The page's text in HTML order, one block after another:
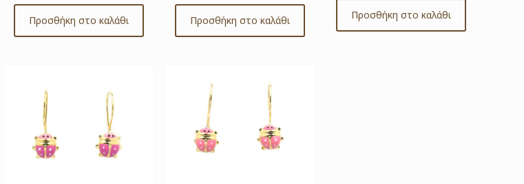
Προσθήκη στο καλάθι Προσθήκη στο καλάθι Προσθήκη στο καλάθι